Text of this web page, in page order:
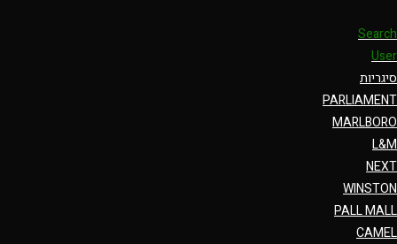
Search
User
סיגריות
PARLIAMENT
MARLBORO
L&M
NEXT
WINSTON
PALL MALL
CAMEL